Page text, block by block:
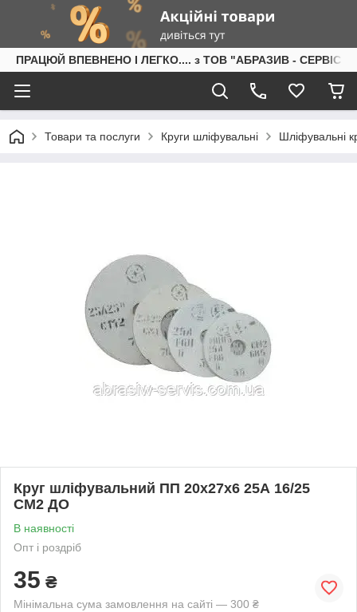
ПРАЦЮЙ ВПЕВНЕНО І ЛЕГКО.... з ТОВ "АБРАЗИВ - СЕРВІС"
Товари та послуги Круги шліфувальні Шліфувальні
Круг шліфувальний ПП 20х27х6 25А 16/25
СМ2 ДО
В наявності
Опт і роздріб
35 ₴
Мінімальна сума замовлення на сайті — 300 ₴